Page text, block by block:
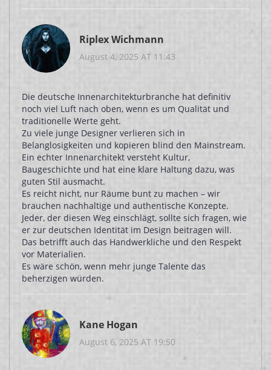
Riplex Wichmann
August 4, 2025 AT 11:43
Die deutsche Innenarchitekturbranche hat definitiv
noch viel Luft nach oben, wenn es um Qualität und
traditionelle Werte geht.
Zu viele junge Designer verlieren sich in
Belanglosigkeiten und kopieren blind den Mainstream.
Ein echter Innenarchitekt versteht Kultur,
Baugeschichte und hat eine klare Haltung dazu, was
guten Stil ausmacht.
Es reicht nicht, nur Räume bunt zu machen – wir
brauchen nachhaltige und authentische Konzepte.
Jeder, der diesen Weg einschlägt, sollte sich fragen, wie
er zur deutschen Identität im Design beitragen will.
Das betrifft auch das Handwerkliche und den Respekt
vor Materialien.
Es wäre schön, wenn mehr junge Talente das
beherzigen würden.
Kane Hogan
August 6, 2025 AT 19:50